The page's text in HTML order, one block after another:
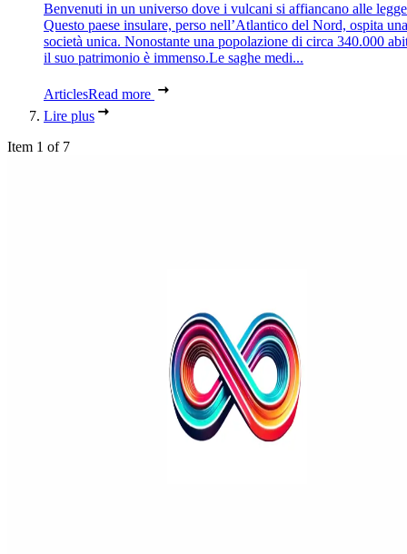
Benvenuti in un universo dove i vulcani si affiancano alle
Questo paese insulare, perso nell’Atlantico del Nord, ospita una
società unica. Nonostante una popolazione di circa 340.000
il suo patrimonio è immenso.Le saghe medi...
ArticlesRead more
Lire plus
Item 1 of 7